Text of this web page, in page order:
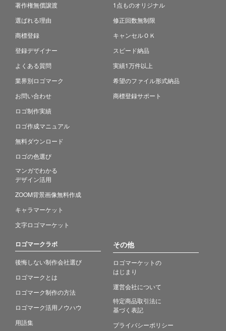
著作権無償譲渡
選ばれる理由
商標登録
登録デザイナー
よくある質問
業界別ロゴマーク
お問い合わせ
ロゴ制作実績
ロゴ作成マニュアル
無料ダウンロード
ロゴの色選び
マンガでわかる
デザイン活用
ZOOM背景画像無料作成
キャラマーケット
文字ロゴマーケット
1点ものオリジナル
修正回数無制限
キャンセルＯＫ
スピード納品
実績1万件以上
希望のファイル形式納品
商標登録サポート
ロゴマークラボ
後悔しない制作会社選び
ロゴマークとは
ロゴマーク制作の方法
ロゴマーク活用ノウハウ
用語集
その他
ロゴマーケットの
はじまり
運営会社について
特定商品取引法に
基づく表記
プライバシーポリシー